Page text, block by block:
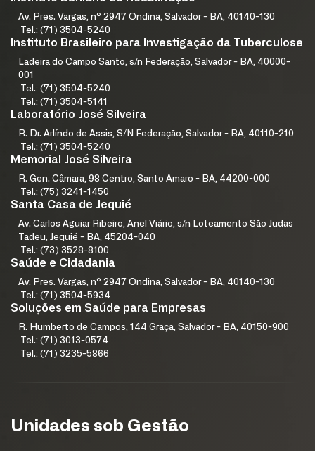
Av. Pres. Vargas, nº 2947 Ondina, Salvador - BA, 40140-130
Tel.: (71) 3504-5240
Instituto Brasileiro para Investigação da Tuberculose
Ladeira do Campo Santo, s/n Federação, Salvador - BA, 40000-
001
Tel.: (71) 3504-5240
Tel.: (71) 3504-5141
Laboratório José Silveira
R. Dr. Arlíndo de Assis, S/N Federação, Salvador - BA, 40110-210
Tel.: (71) 3504-5240
Memorial José Silveira
R. Gen. Câmara, 98 Centro, Santo Amaro - BA, 44200-000
Tel.: (75) 3241-1450
Santa Casa de Jequié
Av. Carlos Aguiar Ribeiro, Anel Viário, s/n Loteamento São Judas
Tadeu, Jequié - BA, 45204-040
Tel.: (73) 3528-8100
Saúde e Cidadania
Av. Pres. Vargas, nº 2947 Ondina, Salvador - BA, 40140-130
Tel.: (71) 3504-5934
Soluções em Saúde para Empresas
R. Humberto de Campos, 144 Graça, Salvador - BA, 40150-900
Tel.: (71) 3013-0574
Tel.: (71) 3235-5866
Unidades sob Gestão